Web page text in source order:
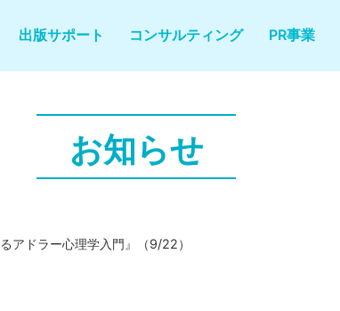
出版サポート コンサルティング PR事業
お知らせ
アドラー心理学入門』（9/22）